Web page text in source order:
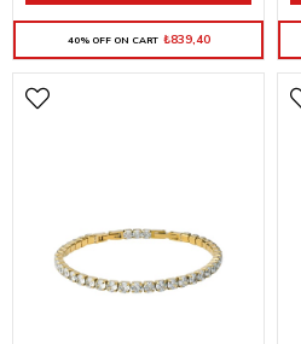
40% OFF ON CART ₺839,40